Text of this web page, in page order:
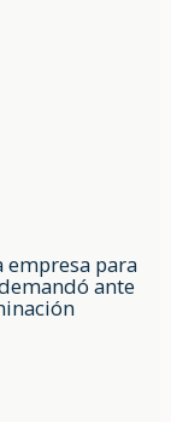
empresa para
ante